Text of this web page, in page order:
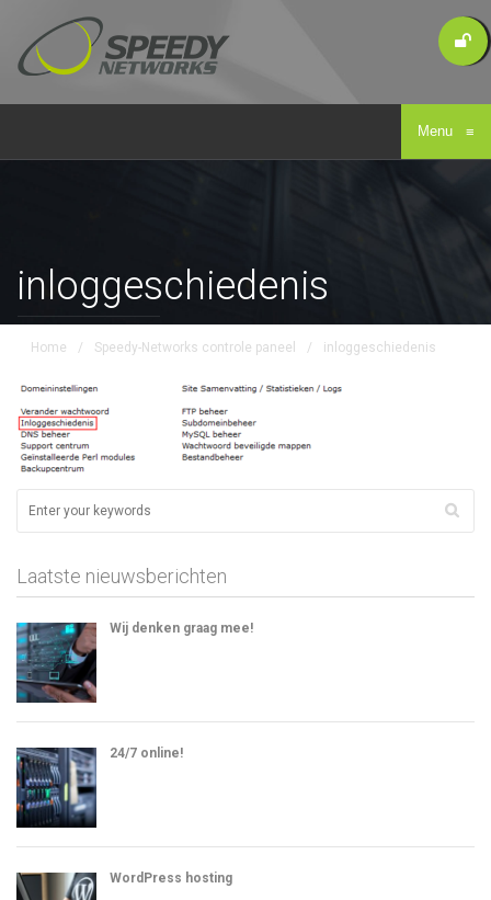
Menu ≡
inloggeschiedenis
Home / Speedy-Networks controle paneel / inloggeschiedenis
Laatste nieuwsberichten
Wij denken graag mee!
24/7 online!
WordPress hosting